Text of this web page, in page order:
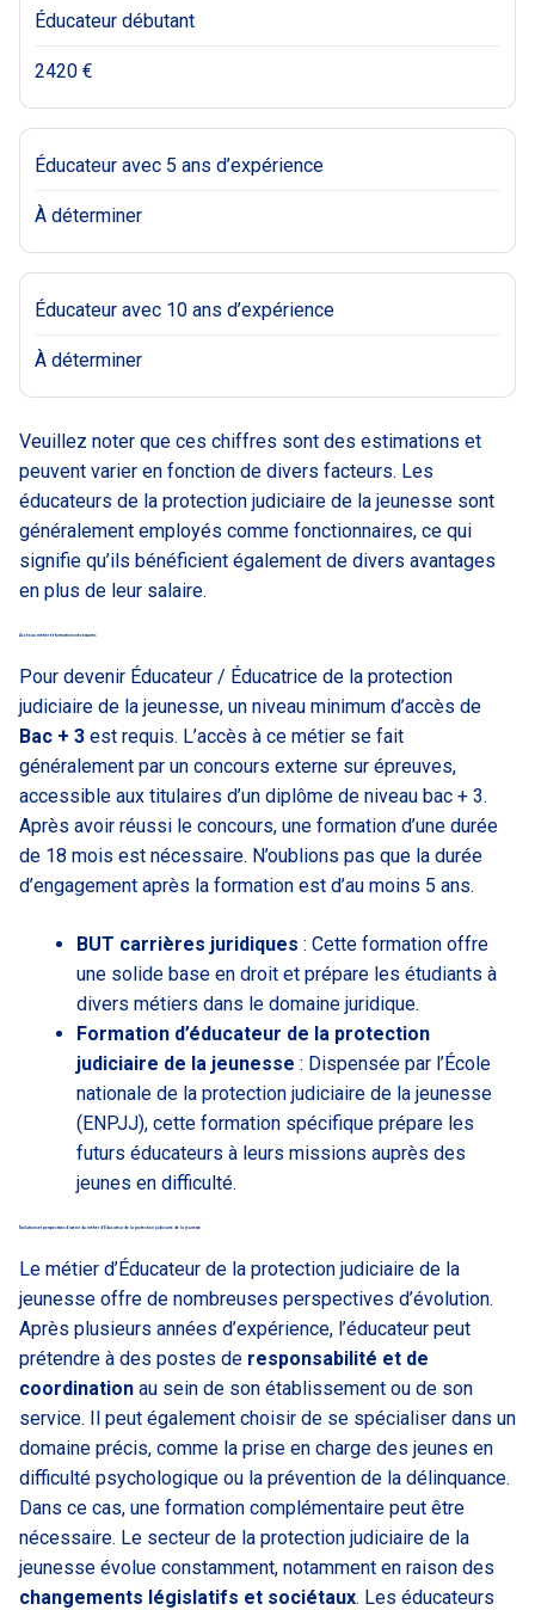
Éducateur débutant
2420 €
Éducateur avec 5 ans d’expérience
À déterminer
Éducateur avec 10 ans d’expérience
À déterminer
Veuillez noter que ces chiffres sont des estimations et
peuvent varier en fonction de divers facteurs. Les
éducateurs de la protection judiciaire de la jeunesse sont
généralement employés comme fonctionnaires, ce qui
signifie qu’ils bénéficient également de divers avantages
en plus de leur salaire.
Accès au métier et formations nécessaires
Pour devenir Éducateur / Éducatrice de la protection
judiciaire de la jeunesse, un niveau minimum d’accès de
Bac + 3 est requis. L’accès à ce métier se fait
généralement par un concours externe sur épreuves,
accessible aux titulaires d’un diplôme de niveau bac + 3.
Après avoir réussi le concours, une formation d’une durée
de 18 mois est nécessaire. N’oublions pas que la durée
d’engagement après la formation est d’au moins 5 ans.
BUT carrières juridiques : Cette formation offre
une solide base en droit et prépare les étudiants à
divers métiers dans le domaine juridique.
Formation d’éducateur de la protection
judiciaire de la jeunesse : Dispensée par l’École
nationale de la protection judiciaire de la jeunesse
(ENPJJ), cette formation spécifique prépare les
futurs éducateurs à leurs missions auprès des
jeunes en difficulté.
Évolutions et perspectives d’avenir du métier d’Éducateur de la protection judiciaire de la jeunesse
Le métier d’Éducateur de la protection judiciaire de la
jeunesse offre de nombreuses perspectives d’évolution.
Après plusieurs années d’expérience, l’éducateur peut
prétendre à des postes de responsabilité et de
coordination au sein de son établissement ou de son
service. Il peut également choisir de se spécialiser dans un
domaine précis, comme la prise en charge des jeunes en
difficulté psychologique ou la prévention de la délinquance.
Dans ce cas, une formation complémentaire peut être
nécessaire. Le secteur de la protection judiciaire de la
jeunesse évolue constamment, notamment en raison des
changements législatifs et sociétaux. Les éducateurs